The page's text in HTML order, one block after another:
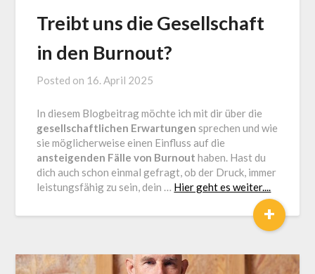
Treibt uns die Gesellschaft
in den Burnout?
Posted on 16. April 2025
Loga
In diesem Blogbeitrag möchte ich mit dir über die
gesellschaftlichen Erwartungen sprechen und wie
sie möglicherweise einen Einfluss auf die
ansteigenden Fälle von Burnout haben. Hast du
dich auch schon einmal gefragt, ob der Druck, immer
leistungsfähig zu sein, dein … Hier geht es weiter....
+